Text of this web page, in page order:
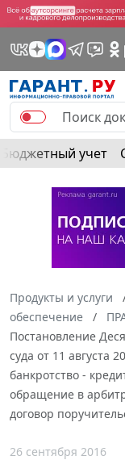
Бюджетный учет
Продукты и услуги
обеспечение
Постановление
суда от 11 августа
банкротство -
обращение в
договор
26 сентября 2016